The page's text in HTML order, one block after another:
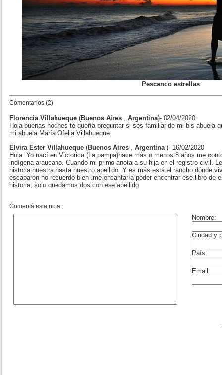
Pescando estrellas
Comentarios (2)
Florencia Villahueque (Buenos Aires Argentina)- 02/04/2020
Hola buenas noches te quería preguntar si sos familiar de mi bis abuela
mi abuela María Ofelia Villahueque
Elvira Ester Villahueque (Buenos Aires Argentina )- 16/02/2020
Hola. Yo nací en Victorica (La pampa)hace más o menos 8 años me
indígena araucano. Cuando mi primo anota a su hija en el registro civil.
historia nuestra hasta nuestro apellido. Y es más está el rancho dónde
escaparon no recuerdo bien .me encantaría poder encontrar ese libro de
historia, solo quedamos dos con ese apellido
Comentá esta nota: